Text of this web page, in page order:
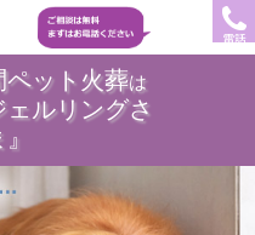
電話
ペット火葬は
ェルリングさ